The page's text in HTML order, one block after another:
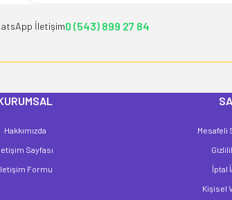
sitelerden daha pahalı.
İletişim0 (543) 899 27 84
Hakkımızda
Sayfası
Formu
Mesafeli
İptal
Kişisel